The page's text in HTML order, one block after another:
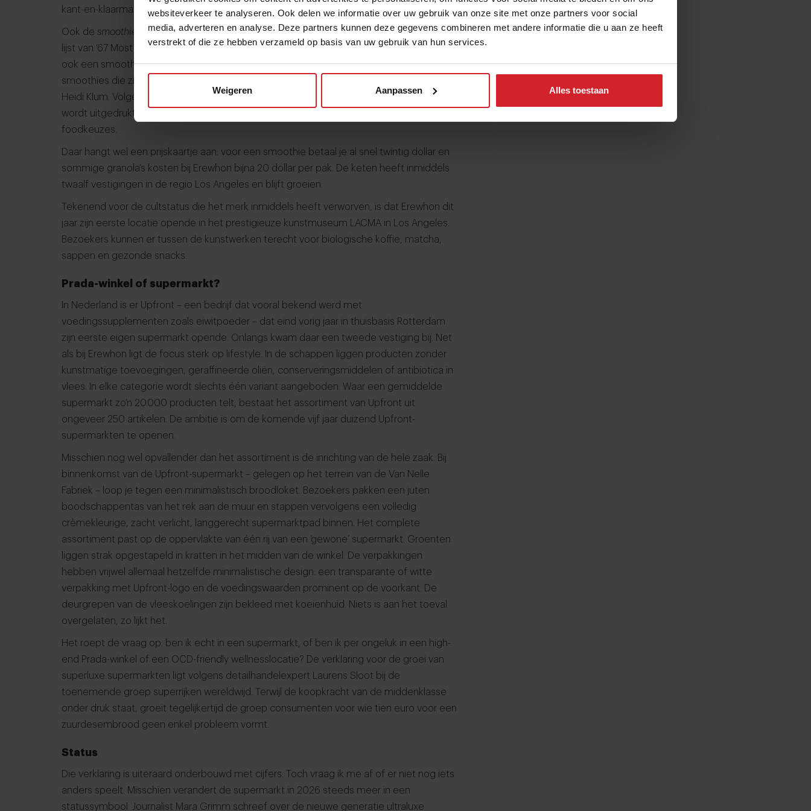
websiteverkeer te analyseren. Ook delen we informatie over uw gebruik van onze site met onze partners voor social
media, adverteren en analyse. Deze partners kunnen deze gegevens combineren met andere informatie die u aan ze heeft
verstrekt of die ze hebben verzameld op basis van uw gebruik van hun services.
Weigeren Aanpassen Alles toestaan
kant-en-klaarmaaltijden.
Ook de smoothies
zijn een begrip geworden. The New York Times publiceert jaarlijks de
lijst van ‘67 Most Stylish People’. In de lijst van 2025 stonden niet alleen celebrities, maar
ook een smoothie. Het ging om de‘Collaboration Smoothie’van Erewhon: een range
smoothies die zijn ontwikkeld in samenwerking met beroemdheden als Hailey Bieber en
Heidi Klum. Volgens The New York Times laat dit zien dat stijl tegenwoordig niet alleen
wordt uitgedrukt via kleding of accessoires, maar ook via lifestyleproducten en
foodkeuzes.
Daar hangt wel een prijskaartje aan: voor een smoothie betaal je al snel twintig dollar en
sommige granola’s kosten bij Erewhon bijna 20 dollar per pak. De keten heeft inmiddels
twaalf vestigingen in de regio Los Angeles en blijft groeien.
Tekenend voor de cultstatus die het merk inmiddels heeft verworven, is dat Erewhon dit
jaar zijn eerste locatie opende in het prestigieuze kunstmuseum LACMA in Los Angeles.
Bezoekers kunnen er tussen de kunstwerken terecht voor biologische koffie, matcha,
sappen en gezonde snacks.
Prada-winkel of supermarkt?
In Nederland is er Upfront – een bedrijf dat vooral bekend werd met
voedingssupplementen zoals eiwitpoeder – dat eind vorig jaar in thuisbasis Rotterdam
zijn eerste eigen supermarkt opende. Onlangs kwam daar een tweede vestiging bij. Net
als bij Erewhon ligt de focus sterk op lifestyle. In de schappen liggen producten zonder
kunstmatige toevoegingen, geraffineerde oliën, conserveringsmiddelen of antibiotica in
vlees. In elke categorie wordt slechts één variant aangeboden. Waar een gemiddelde
supermarkt zo’n 20.000 producten telt, bestaat het assortiment van Upfront uit
ongeveer 250 artikelen. De ambitie is om de komende vijf jaar duizend Upfront-
supermarkten te openen.
Misschien nog wel opvallender dan het assortiment is de inrichting van de hele zaak. Bij
binnenkomst van de Upfront-supermarkt – gelegen op het terrein van de Van Nelle
Fabriek – loop je tegen een minimalistisch broodloket. Bezoekers pakken een juten
boodschappentas van het rek aan de muur en stappen vervolgens een volledig
crèmekleurige, zacht verlicht, langgerecht supermarktpad binnen. Het complete
assortiment past op de oppervlakte van één rij van een ‘gewone’ supermarkt. Groenten
liggen strak opgestapeld in kratten in het midden van de winkel. De verpakkingen
hebben vrijwel allemaal hetzelfde minimalistische design: een transparante of witte
verpakking met Upfront-logo en de voedingswaarden prominent op de voorkant. De
deurgrepen van de vleeskoelingen zijn bekleed met koeienhuid. Niets is aan het toeval
overgelaten, zo lijkt het.
Het roept de vraag op: ben ik echt in een supermarkt, of ben ik per ongeluk in een high-
end Prada-winkel of een OCD-friendly wellnesslocatie? De verklaring voor de groei van
superluxe supermarkten ligt volgens detailhandelexpert Laurens Sloot bij de
toenemende groep superrijken wereldwijd. Terwijl de koopkracht van de middenklasse
onder druk staat, groeit tegelijkertijd de groep consumenten voor wie tien euro voor een
zuurdesembrood geen enkel probleem vormt.
Status
Die verklaring is uiteraard onderbouwd met cijfers. Toch vraag ik me af of er niet nog iets
anders speelt. Misschien verandert de supermarkt in 2026 steeds meer in een
statussymbool. Journalist Mara Grimm schreef over de nieuwe generatie ultraluxe